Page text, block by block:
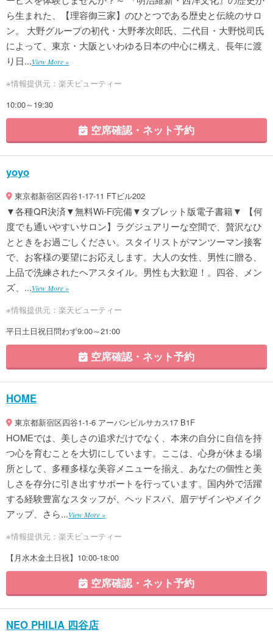
ら生まれた、【理容御三家】のひとつである歴史と伝統のサロ
ン。 大野グループの初代・大野孝次郎氏、二代目・大野悦司氏
によって、東京・大阪といわゆる日本の中心に構え、長年に渡
り日...View More »
※情報提供元：楽天ビューティー
10:00～19:30
空席確認・ネット予約
yoyo
東京都新宿区四谷1-17-11 FTビル202
▼各種QR決済▼無料Wi-Fi完備▼タブレット版電子書籍▼ 【何
度でも通いやすいサロン】ラグジュアリーな空間で、贅沢なひ
とときをお過ごしください。スタイリストがマンツーマン接客
で、お客様の要望にお応えします。大人の女性、男性に贈る、
上品で洗練されたヘアスタイル。男性も大歓迎！。四谷、メン
ズ、...View More »
※情報提供元：楽天ビューティー
平日土日祝日問わず9:00～21:00
空席確認・ネット予約
HOME
東京都新宿区四谷1-1-6 アーバンビルサカス17 B1F
HOMEでは、美しさの追求だけでなく、本来の自分に自信を持
つ心を育むことを大切にしています。ここは、心身が休まる場
所として、多種多様な美容メニューを揃え、あなたの個性と美
しさを存分に引き出すサポートを行っています。国内外で活躍
する経験豊富なスタッフが、ヘッドスパ、眉デザインやメイク
アップ、さら...View More »
※情報提供元：楽天ビューティー
【月水木金土日祝】10:00-18:00
空席確認・ネット予約
NEO PHILIA 四谷店